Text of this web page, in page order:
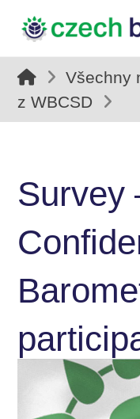
Všechny
z WBCSD
Survey